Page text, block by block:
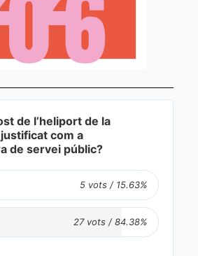
de l’heliport de la
com a
de servei públic?